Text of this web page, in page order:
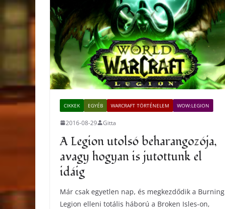
CIKKEK EGYÉB WARCRAFT TÖRTÉNELEM WOW:LEGION
2016-08-29 Gitta
A Legion utolsó beharangozója,
avagy hogyan is jutottunk el
idáig
Már csak egyetlen nap, és megkezdődik a Burning
Legion elleni totális háború a Broken Isles-on,